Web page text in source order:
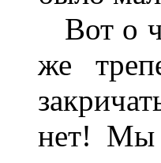
Вот о
же
нет! Мы